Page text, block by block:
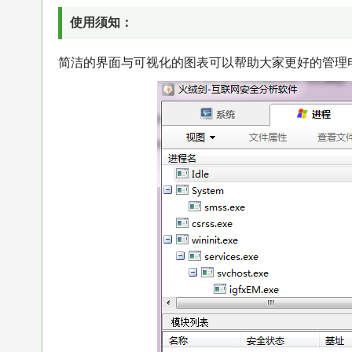
使用须知：
简洁的界面与可视化的图表可以帮助大家更好的管理